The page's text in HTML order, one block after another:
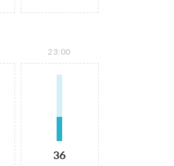
23:00
36